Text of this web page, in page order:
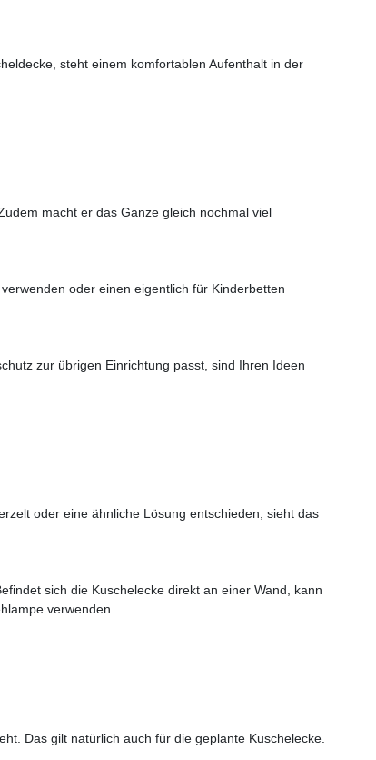
steht einem komfortablen Aufenthalt in der
macht er das Ganze gleich nochmal viel
oder einen eigentlich für Kinderbetten
zur übrigen Einrichtung passt, sind Ihren Ideen
oder eine ähnliche Lösung entschieden, sieht das
sich die Kuschelecke direkt an einer Wand, kann
verwenden.
Das gilt natürlich auch für die geplante Kuschelecke.